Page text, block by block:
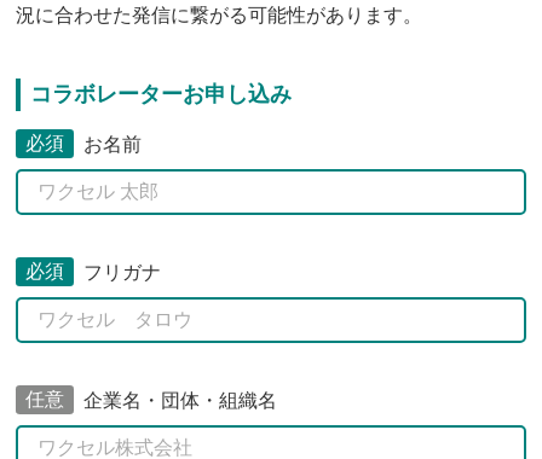
況に合わせた発信に繋がる可能性があります。
コラボレーターお申し込み
必須 お名前
必須 フリガナ
任意 企業名・団体・組織名